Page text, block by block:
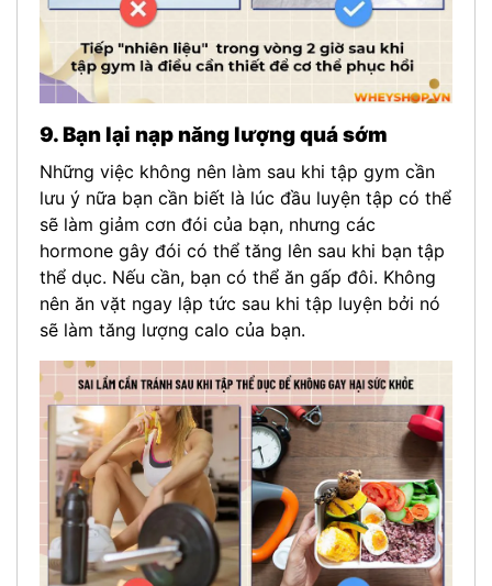
9. Bạn lại nạp năng lượng quá sớm
Những việc không nên làm sau khi tập gym cần
lưu ý nữa bạn cần biết là lúc đầu luyện tập có thể
sẽ làm giảm cơn đói của bạn, nhưng các
hormone gây đói có thể tăng lên sau khi bạn tập
thể dục. Nếu cần, bạn có thể ăn gấp đôi. Không
nên ăn vặt ngay lập tức sau khi tập luyện bởi nó
sẽ làm tăng lượng calo của bạn.